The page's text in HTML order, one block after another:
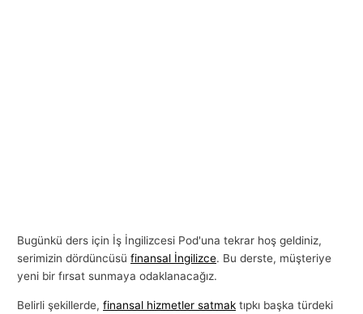
Bugünkü ders için İş İngilizcesi Pod'una tekrar hoş geldiniz,
serimizin dördüncüsüfinansal İngilizce. Bu derste, müşteriye
yeni bir fırsat sunmaya odaklanacağız.
Belirli şekillerde,finansal hizmetler satmak tıpkı başka türdeki